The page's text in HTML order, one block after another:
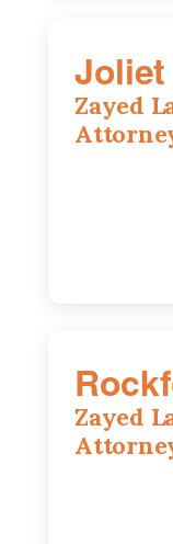
Joliet
Zayed
Zayed